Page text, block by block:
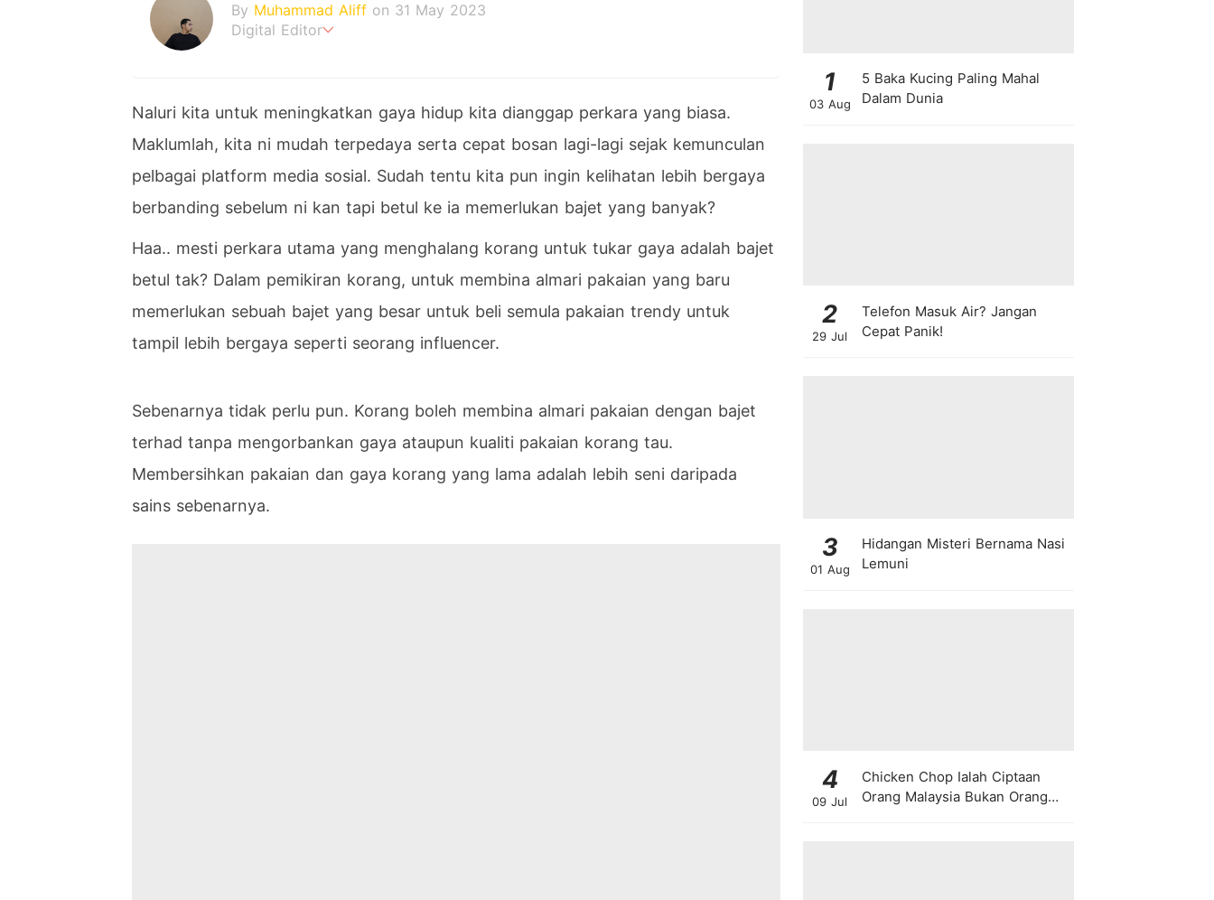
By Muhammad Aliff on 31 May 2023
Digital Editor
Naluri kita untuk meningkatkan gaya hidup kita dianggap perkara yang biasa.
Maklumlah, kita ni mudah terpedaya serta cepat bosan lagi-lagi sejak kemunculan
pelbagai platform media sosial. Sudah tentu kita pun ingin kelihatan lebih bergaya
berbanding sebelum ni kan tapi betul ke ia memerlukan bajet yang banyak?
Haa.. mesti perkara utama yang menghalang korang untuk tukar gaya adalah bajet
betul tak? Dalam pemikiran korang, untuk membina almari pakaian yang baru
memerlukan sebuah bajet yang besar untuk beli semula pakaian trendy untuk
tampil lebih bergaya seperti seorang influencer.
Sebenarnya tidak perlu pun. Korang boleh membina almari pakaian dengan bajet
terhad tanpa mengorbankan gaya ataupun kualiti pakaian korang tau.
Membersihkan pakaian dan gaya korang yang lama adalah lebih seni daripada
sains sebenarnya.
1
03 Aug
5 Baka Kucing Paling Mahal
Dalam Dunia
2
29 Jul
Telefon Masuk Air? Jangan
Cepat Panik!
3
01 Aug
Hidangan Misteri Bernama Nasi
Lemuni
4
09 Jul
Chicken Chop Ialah Ciptaan
Orang Malaysia Bukan Orang